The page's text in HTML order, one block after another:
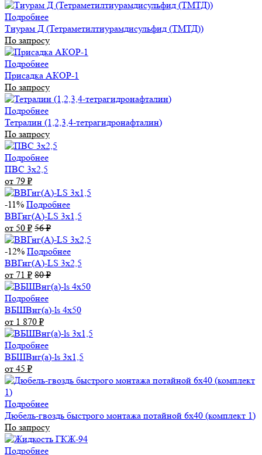
Подробнее
Тиурам Д (Тетраметилтиурамдисульфид (ТМТД))
По запросу
Подробнее
Присадка АКОР-1
По запросу
Подробнее
Тетралин (1,2,3,4-тетрагидронафталин)
По запросу
Подробнее
ПВС 3х2,5
от 79 ₽
-11% Подробнее
ВВГнг(А)-LS 3х1,5
от 50 ₽ 56₽
-12% Подробнее
ВВГнг(А)-LS 3х2,5
от 71 ₽ 80₽
Подробнее
ВБШВнг(а)-ls 4x50
от 1 870 ₽
Подробнее
ВБШВнг(а)-ls 3х1,5
от 45 ₽
Подробнее
Дюбель-гвоздь быстрого монтажа потайной 6х40 (комплект 1)
По запросу
Подробнее